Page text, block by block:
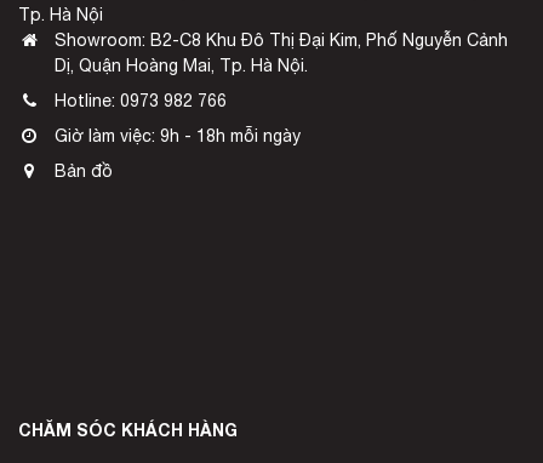
Tp. Hà Nội
Showroom: B2-C8 Khu Đô Thị Đại Kim, Phố Nguyễn Cảnh
Dị, Quận Hoàng Mai, Tp. Hà Nội.
Hotline: 0973 982 766
Giờ làm việc: 9h - 18h mỗi ngày
Bản đồ
CHĂM SÓC KHÁCH HÀNG